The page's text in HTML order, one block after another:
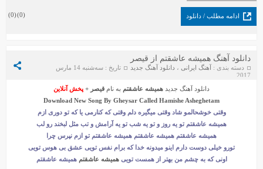
ادامه مطلب / دانلود (
0
)
(
0
)
دانلود آهنگ همیشه عاشقتم از قیصر
دسته بندی :آهنگ ایرانی ، دانلود آهنگ جدید
تاریخ : سه‌شنبه 14 مارس
2017
دانلود آهنگ جدید همیشه عاشقتم به نام قیصر + پخش آنلاین
Download New Song By Gheysar Called Hamishe Asheghetam
وقتی خوشحالمو شاد وقتی میگیره دلم وقتی که کنارمی یا که تو دوری ازم
همیشه عاشقتم تو یه روز و تو یه شب تو یه آرامش و تب مثل لبخند رو لب
همیشه عاشقتم همیشه عاشقتم همیشه عاشقتم تو ازم نپرس چرا
تورو خیلی دوست دارم اینو میدونه خدا که برام نفس تویی عشق بی هوس تویی
اونی که به چشم من بهتر از همست توییهمیشه عاشقتم همیشه عاشقتم